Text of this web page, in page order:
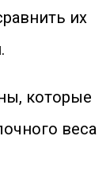
их
которые
веса